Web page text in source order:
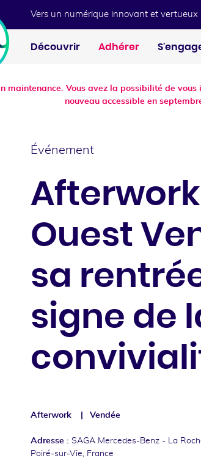
Vers un numérique innovant et vertueux
Découvrir Adhérer
maintenance. Vous avez la possibilité de
nouveau accessible en
Événement
Afterwork
Ouest
sa
signe de
Afterwork Vendée
Adresse : SAGA Mercedes-Benz - La
Poiré-sur-Vie, France